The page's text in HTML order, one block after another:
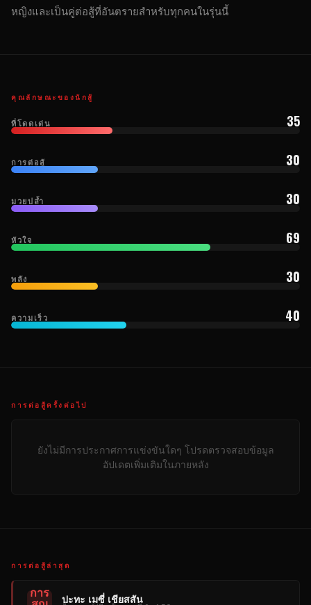
หญิงและเป็นคู่ต่อสู้ที่อันตรายสำหรับทุกคนในรุ่นนี้
คุณลักษณะของนักสู้
ที่โดดเด่น 35
การต่อสู้ 30
มวยปล้ำ 30
หัวใจ 69
พลัง 30
ความเร็ว 40
การต่อสู้ครั้งต่อไป
ยังไม่มีการประกาศการแข่งขันใดๆ โปรดตรวจสอบข้อมูล
อัปเดตเพิ่มเติมในภายหลัง
การต่อสู้ล่าสุด
การ ปะทะ เมซี่ เชียสสัน